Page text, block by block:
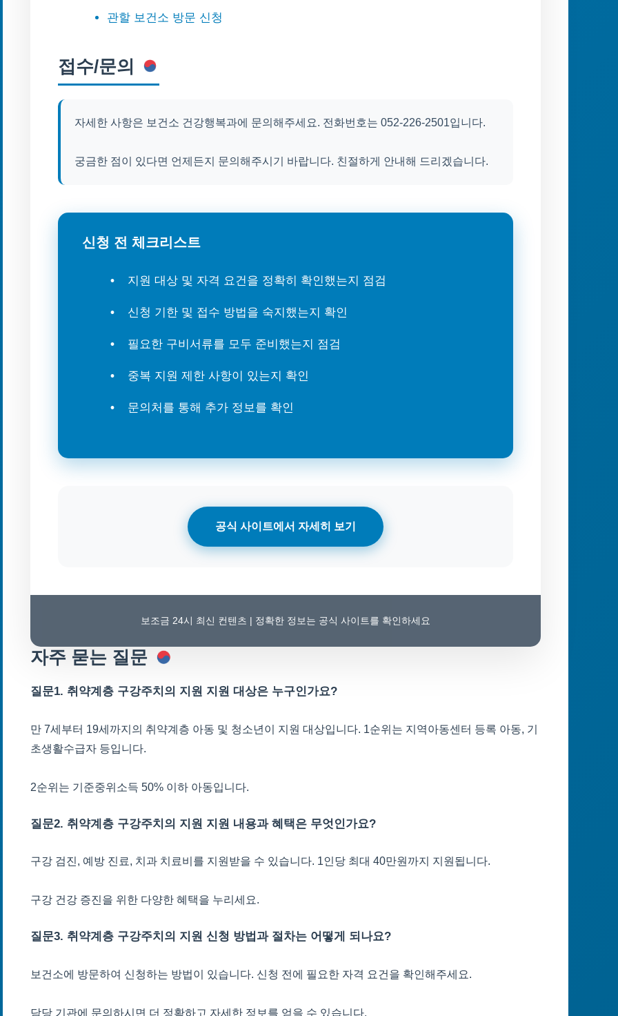
관할 보건소 방문 신청
접수/문의
자세한 사항은 보건소 건강행복과에 문의해주세요. 전화번호는 052-226-2501입니다.
궁금한 점이 있다면 언제든지 문의해주시기 바랍니다. 친절하게 안내해 드리겠습니다.
신청 전 체크리스트
지원 대상 및 자격 요건을 정확히 확인했는지 점검
신청 기한 및 접수 방법을 숙지했는지 확인
필요한 구비서류를 모두 준비했는지 점검
중복 지원 제한 사항이 있는지 확인
문의처를 통해 추가 정보를 확인
공식 사이트에서 자세히 보기
보조금 24시 최신 컨텐츠 | 정확한 정보는 공식 사이트를 확인하세요
자주 묻는 질문
질문1. 취약계층 구강주치의 지원 지원 대상은 누구인가요?
만 7세부터 19세까지의 취약계층 아동 및 청소년이 지원 대상입니다. 1순위는 지역아동센터 등록 아동, 기
초생활수급자 등입니다.
2순위는 기준중위소득 50% 이하 아동입니다.
질문2. 취약계층 구강주치의 지원 지원 내용과 혜택은 무엇인가요?
구강 검진, 예방 진료, 치과 치료비를 지원받을 수 있습니다. 1인당 최대 40만원까지 지원됩니다.
구강 건강 증진을 위한 다양한 혜택을 누리세요.
질문3. 취약계층 구강주치의 지원 신청 방법과 절차는 어떻게 되나요?
보건소에 방문하여 신청하는 방법이 있습니다. 신청 전에 필요한 자격 요건을 확인해주세요.
담당 기관에 문의하시면 더 정확하고 자세한 정보를 얻을 수 있습니다.